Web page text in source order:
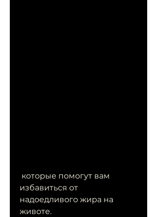
избавиться от
надоедливого жира на
животе.